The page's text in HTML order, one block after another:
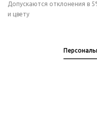
Допускаются отклонения в
и цвету